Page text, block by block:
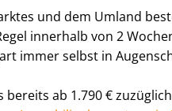
und dem Umland
innerhalb von 2
immer selbst in
ab 1.790 €